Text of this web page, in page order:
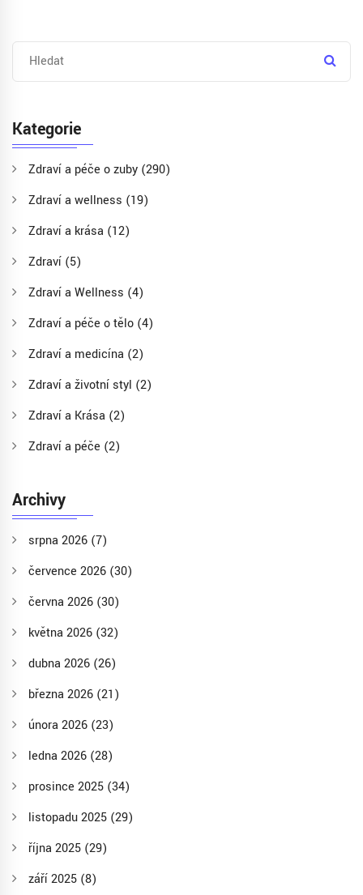
Kategorie
Zdraví a péče o zuby (290)
Zdraví a wellness (19)
Zdraví a krása (12)
Zdraví (5)
Zdraví a Wellness (4)
Zdraví a péče o tělo (4)
Zdraví a medicína (2)
Zdraví a životní styl (2)
Zdraví a Krása (2)
Zdraví a péče (2)
Archivy
srpna 2026 (7)
července 2026 (30)
června 2026 (30)
května 2026 (32)
dubna 2026 (26)
března 2026 (21)
února 2026 (23)
ledna 2026 (28)
prosince 2025 (34)
listopadu 2025 (29)
října 2025 (29)
září 2025 (8)